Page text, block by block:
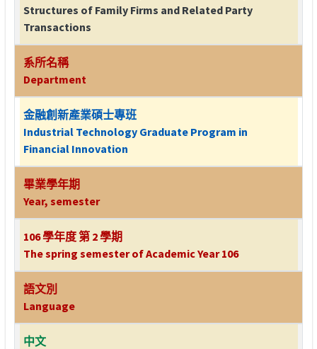
Structures of Family Firms and Related Party
Transactions
系所名稱
Department
金融創新產業碩士專班
Industrial Technology Graduate Program in
Financial Innovation
畢業學年期
Year, semester
106 學年度 第 2 學期
The spring semester of Academic Year 106
語文別
Language
中文